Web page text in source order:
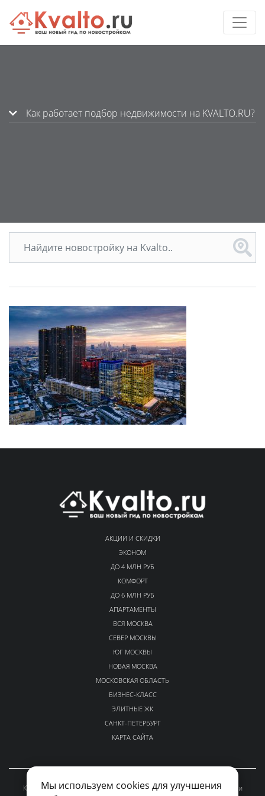
Как работает подбор недвижимости на KVALTO.RU?
Мы используем cookies для улучшения
АКЦИИ И СКИДКИ
ЭКОНОМ
ДО 4 МЛН РУБ
КОМФОРТ
ДО 6 МЛН РУБ
АПАРТАМЕНТЫ
ВСЯ МОСКВА
СЕВЕР МОСКВЫ
ЮГ МОСКВЫ
НОВАЯ МОСКВА
МОСКОВСКАЯ ОБЛАСТЬ
БИЗНЕС-КЛАСС
ЭЛИТНЫЕ ЖК
САНКТ-ПЕТЕРБУРГ
КАРТА САЙТА
Каталог проверенных новостроек Москвы и Московской области